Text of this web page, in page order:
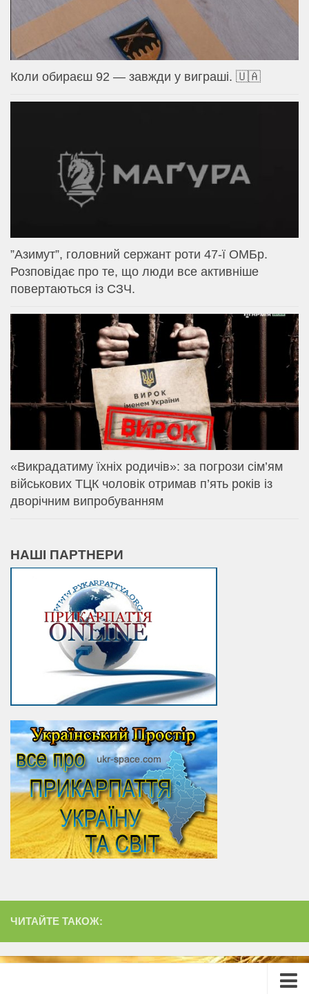
Коли обираєш 92 — завжди у виграші. 🇺🇦
⁨”Азимут”, головний сержант роти 47-ї ОМБр.
Розповідає про те, що люди все активніше
повертаються із СЗЧ.
«Викрадатиму їхніх родичів»: за погрози сім’ям
військових ТЦК чоловік отримав п’ять років із
дворічним випробуванням
НАШІ ПАРТНЕРИ
ЧИТАЙТЕ ТАКОЖ: